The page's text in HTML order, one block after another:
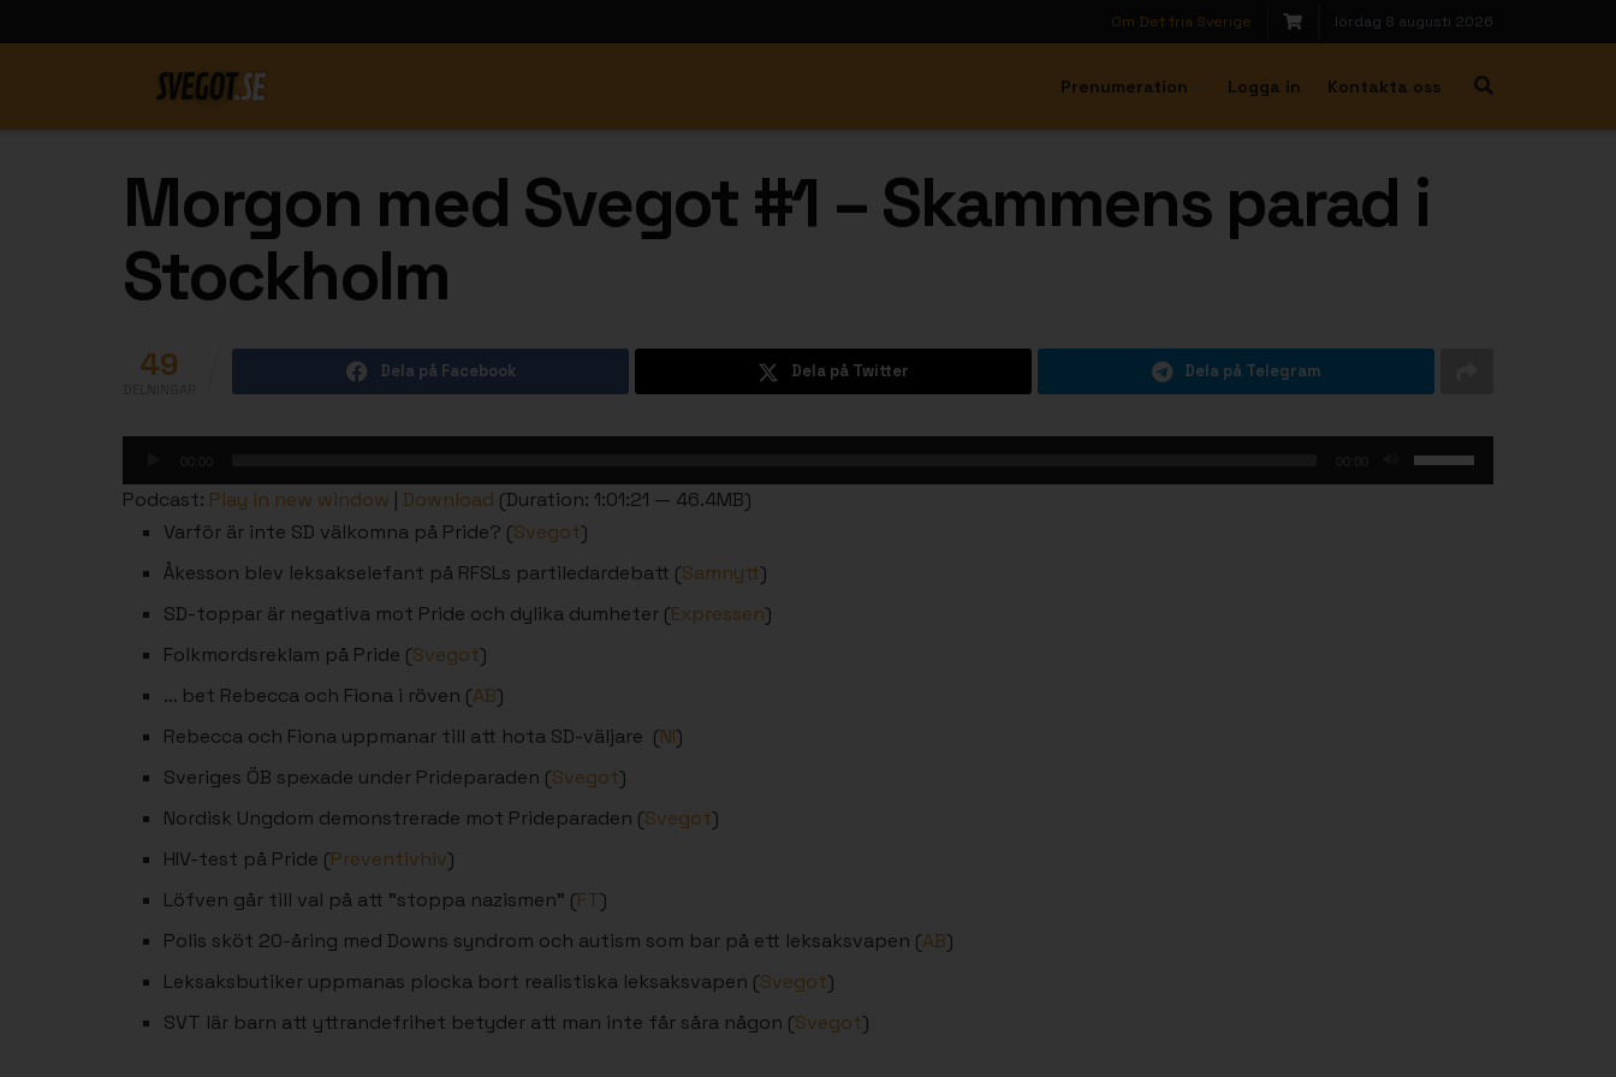
Om Det fria Sverige lördag 8 augusti 2026
Prenumeration Logga in Kontakta oss
Morgon med Svegot #1 – Skammens parad i
Stockholm
49 Dela på Facebook Dela på Twitter Dela på Telegram
00:00 00:00
upp/ner-
Podcast: Play in new window Download (Duration: 1:01:21 — 46.4MB)
Varför är inte SD välkomna på Pride? (Svegot)
Åkesson blev leksakselefant på RFSLs partiledardebatt (Samnytt)
SD-toppar är negativa mot Pride och dylika dumheter (Expressen)
Folkmordsreklam på Pride (Svegot)
… bet Rebecca och Fiona i röven (AB)
Rebecca och Fiona uppmanar till att hota SD-väljare (NI)
Sveriges ÖB spexade under Prideparaden (Svegot)
Nordisk Ungdom demonstrerade mot Prideparaden (Svegot)
HIV-test på Pride (Preventivhiv)
Löfven går till val på att ”stoppa nazismen” (FT)
Polis sköt 20-åring med Downs syndrom och autism som bar på ett leksaksvapen (AB)
Leksaksbutiker uppmanas plocka bort realistiska leksaksvapen (Svegot)
SVT lär barn att yttrandefrihet betyder att man inte får såra någon (Svegot)